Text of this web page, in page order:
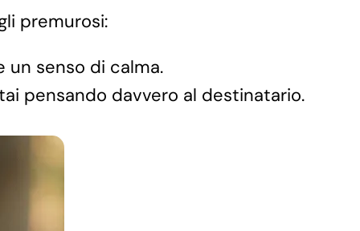
premurosi:
senso di calma.
pensando davvero al destinatario.